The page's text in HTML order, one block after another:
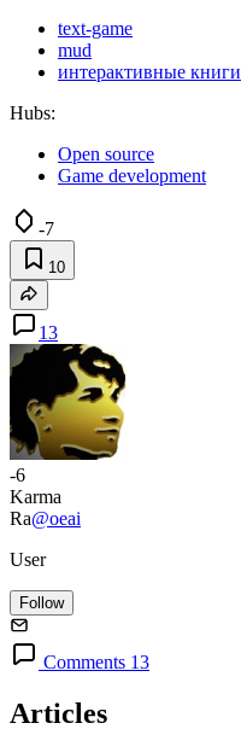
text-game
mud
интерактивные книги
Hubs:
Open source
Game development
-7
10
13
-6
Karma
Ra@oeai
User
Follow
Comments 13
Articles